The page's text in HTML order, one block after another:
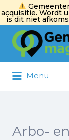
acquisitie. Wordt
is dit niet
Zoek
naar:
Menu
naar:
Arbo-